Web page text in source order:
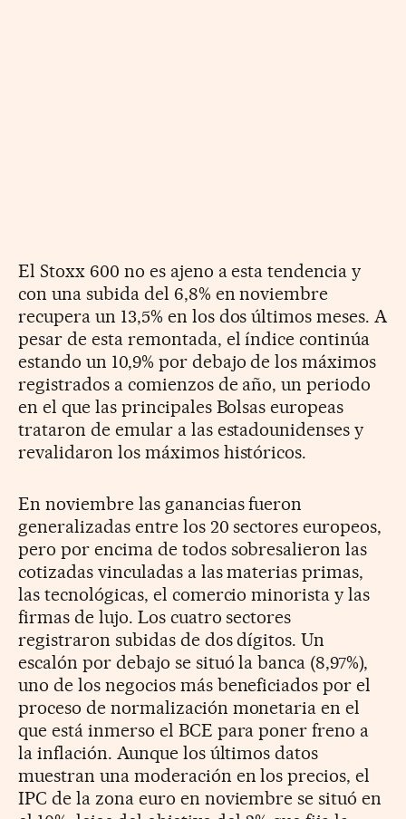
El Stoxx 600 no es ajeno a esta tendencia y
con una subida del 6,8% en noviembre
recupera un 13,5% en los dos últimos meses. A
pesar de esta remontada, el índice continúa
estando un 10,9% por debajo de los máximos
registrados a comienzos de año, un periodo
en el que las principales Bolsas europeas
trataron de emular a las estadounidenses y
revalidaron los máximos históricos.
En noviembre las ganancias fueron
generalizadas entre los 20 sectores europeos,
pero por encima de todos sobresalieron las
cotizadas vinculadas a las materias primas,
las tecnológicas, el comercio minorista y las
firmas de lujo. Los cuatro sectores
registraron subidas de dos dígitos. Un
escalón por debajo se situó la banca (8,97%),
uno de los negocios más beneficiados por el
proceso de normalización monetaria en el
que está inmerso el BCE para poner freno a
la inflación. Aunque los últimos datos
muestran una moderación en los precios, el
IPC de la zona euro en noviembre se situó en